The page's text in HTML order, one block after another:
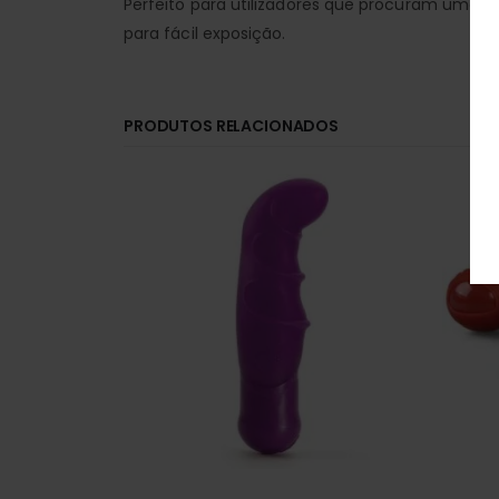
para fácil exposição.
PRODUTOS RELACIONADOS